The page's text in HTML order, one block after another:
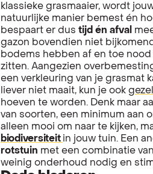
klassieke grasmaaier, wordt
natuurlijke manier bemest én
bespaart er dus tijd én afval
gazon bovendien niet
bodems hebben af en toe
zitten. Aangezien
een verkleuring van je grasmat
liever niet maait, kun je ook
hoeven te worden. Denk maar
van soorten, een minimum aan
alleen mooi om naar te kijken,
biodiversiteit in jouw tuin. Een
rotstuin met een combinatie
weinig onderhoud nodig en